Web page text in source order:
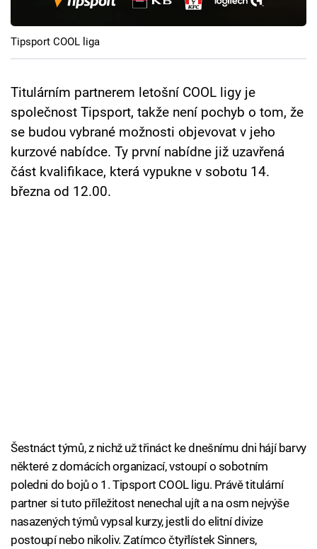
Cool Esport
Pořady
TV Program
Sledujte prima+
Tipsport COOL liga
Titulárním partnerem letošní COOL ligy je
společnost Tipsport, takže není pochyb o tom, že
se budou vybrané možnosti objevovat v jeho
kurzové nabídce. Ty první nabídne již uzavřená
část kvalifikace, která vypukne v sobotu 14.
března od 12.00.
Šestnáct týmů, z nichž už třináct ke dnešnímu dni hájí barvy
některé z domácích organizací, vstoupí o sobotním
poledni do bojů o 1. Tipsport COOL ligu. Právě titulární
partner si tuto příležitost nenechal ujít a na osm nejvýše
nasazených týmů vypsal kurzy, jestli do elitní divize
postoupí nebo nikoliv. Zatímco čtyřlístek Sinners,